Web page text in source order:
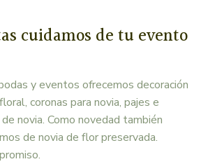
cuidamos de tu evento
y eventos ofrecemos decoración
coronas para novia, pajes e
novia. Como novedad también
de novia de flor preservada.